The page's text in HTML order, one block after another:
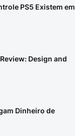
PS5 Existem em
Design and
Dinheiro de